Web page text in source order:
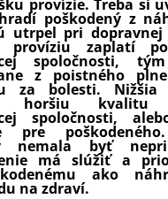
provízie. Treba si
poškodený z
utrpel pri dopravnej
províziu zaplatí
spoločnosti,
z poistného
za bolesti. Nižšia
horšiu kvalitu
spoločnosti,
pre
nemala byť
má slúžiť a
ako
na zdraví.